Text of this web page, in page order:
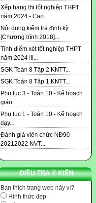
Xếp hạng thi tốt nghiệp THPT
năm 2024 - Cao...
Nội dung kiểm tra định kỳ
[Chương trình 2018]...
Tính điểm xét tốt nghiệp THPT
năm 2024 !!!...
SGK Toán 8 Tập 2 KNTT...
SGK Toán 8 Tập 1 KNTT...
Phụ lục 3 - Toán 10 - Kế hoạch
giáo...
Phụ lục 1 - Toán 10 - Kế hoạch
dạy...
Đánh giá viên chức NĐ90
20212022 NVT...
ĐIỀU TRA Ý KIẾN
Bạn thích trang web này vì?
Hình thức đẹp